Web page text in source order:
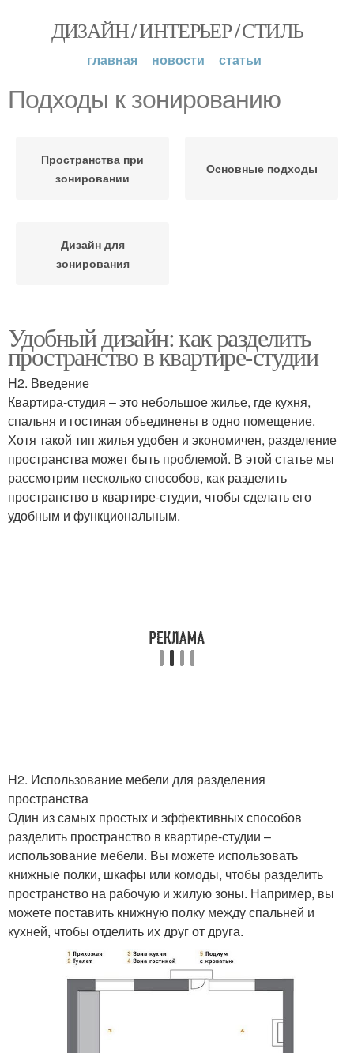
ДИЗАЙН / ИНТЕРЬЕР / СТИЛЬ
главная новости статьи
Подходы к зонированию
Пространства при
зонировании
Основные подходы
Дизайн для
зонирования
Удобный дизайн: как разделить
пространство в квартире-студии
H2. Введение
Квартира-студия – это небольшое жилье, где кухня,
спальня и гостиная объединены в одно помещение.
Хотя такой тип жилья удобен и экономичен, разделение
пространства может быть проблемой. В этой статье мы
рассмотрим несколько способов, как разделить
пространство в квартире-студии, чтобы сделать его
удобным и функциональным.
H2. Использование мебели для разделения
пространства
Один из самых простых и эффективных способов
разделить пространство в квартире-студии –
использование мебели. Вы можете использовать
книжные полки, шкафы или комоды, чтобы разделить
пространство на рабочую и жилую зоны. Например, вы
можете поставить книжную полку между спальней и
кухней, чтобы отделить их друг от друга.